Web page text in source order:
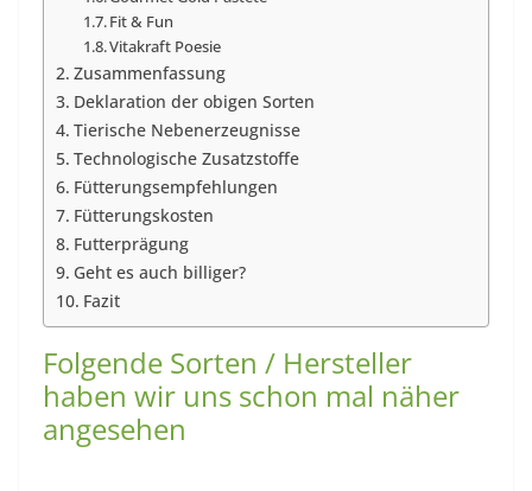
Fit & Fun
Vitakraft Poesie
Zusammenfassung
Deklaration der obigen Sorten
Tierische Nebenerzeugnisse
Technologische Zusatzstoffe
Fütterungsempfehlungen
Fütterungskosten
Futterprägung
Geht es auch billiger?
Fazit
Folgende Sorten / Hersteller
haben wir uns schon mal näher
angesehen